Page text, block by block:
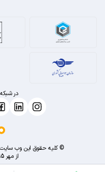
در
© کلیه حقوق این وب
از مهر 1395 مرداد 1405